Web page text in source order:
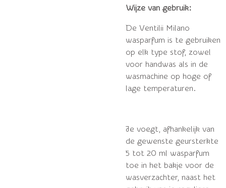
Wijze van gebruik:
De Ventilii Milano
wasparfum is te gebruiken
op elk type stof, zowel
voor handwas als in de
wasmachine op hoge of
lage temperaturen.
Je voegt, afhankelijk van
de gewenste geursterkte
5 tot 20 ml wasparfum
toe in het bakje voor de
wasverzachter, naast het